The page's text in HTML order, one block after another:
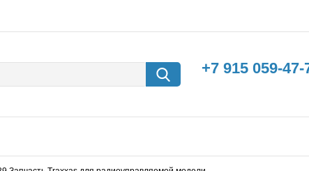
+7 915 059-47-